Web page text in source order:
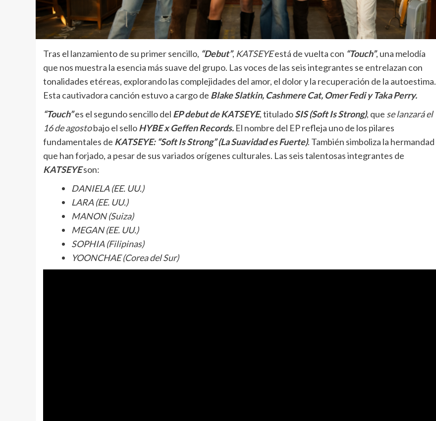
Tras el lanzamiento de su primer sencillo, “Debut”, KATSEYEestá de vuelta con “Touch”, una melodía
que nos muestra la esencia más suave del grupo. Las voces de las seis integrantes se entrelazan con
tonalidades etéreas, explorando las complejidades del amor, el dolor y la recuperación de la autoestima.
Esta cautivadora canción estuvo a cargo de Blake Slatkin, Cashmere Cat, Omer Fedi y Taka Perry.
“Touch”es el segundo sencillo del EP debut de KATSEYE, tituladoSIS (Soft Is Strong), que se lanzará el
16 de agostobajo el selloHYBE x Geffen Records. El nombre del EP refleja uno de los pilares
fundamentales de KATSEYE: “Soft Is Strong” (La Suavidad es Fuerte). También simboliza la hermandad
que han forjado, a pesar de sus variados orígenes culturales. Las seis talentosas integrantes de
KATSEYEson:
DANIELA (EE. UU.)
LARA (EE. UU.)
MANON (Suiza)
MEGAN (EE. UU.)
SOPHIA (Filipinas)
YOONCHAE (Corea del Sur)